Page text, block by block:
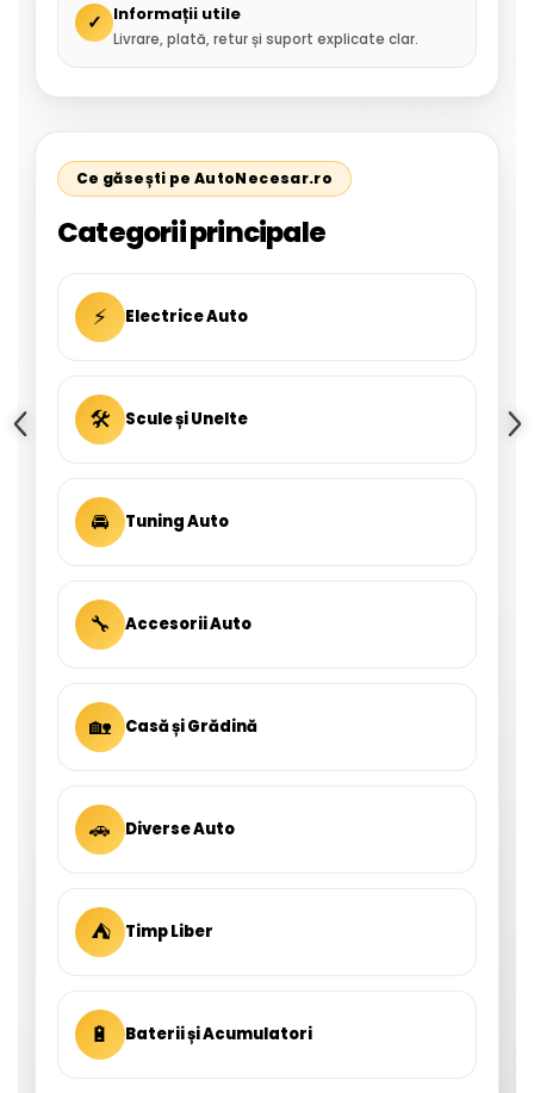
✓ Informații utile
Livrare, plată, retur și suport explicate clar.
Ce găsești pe AutoNecesar.ro
Categorii principale
⚡ Electrice Auto
🛠 Scule și Unelte
🚘 Tuning Auto
🔧 Accesorii Auto
🏡 Casă și Grădină
🚗 Diverse Auto
⛺ Timp Liber
🔋 Baterii și Acumulatori